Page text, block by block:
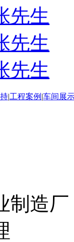
先生
先生
先生
|工程案例 |车间展
制造厂